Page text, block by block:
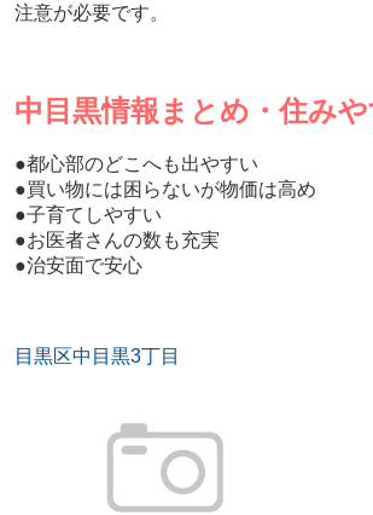
注意が必要です。
中目黒情報まとめ・住みや
●都心部のどこへも出やすい
●買い物には困らないが物価は高め
●子育てしやすい
●お医者さんの数も充実
●治安面で安心
目黒区中目黒3丁目